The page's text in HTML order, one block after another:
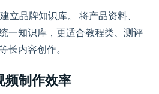
建立品牌知识库。 将产品资料、
一知识库，更适合教程类、测评
长内容创作。
频制作效率